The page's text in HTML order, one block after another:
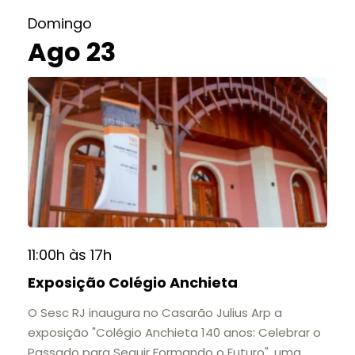
Domingo
Ago 23
11:00h às 17h
Exposição Colégio Anchieta
O Sesc RJ inaugura no Casarão Julius Arp a
exposição "Colégio Anchieta 140 anos: Celebrar o